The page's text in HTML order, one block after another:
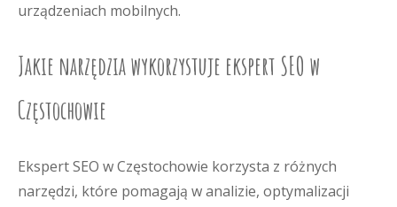
urządzeniach mobilnych.
Jakie narzędzia wykorzystuje ekspert SEO w
Częstochowie
Ekspert SEO w Częstochowie korzysta z różnych
narzędzi, które pomagają w analizie, optymalizacji